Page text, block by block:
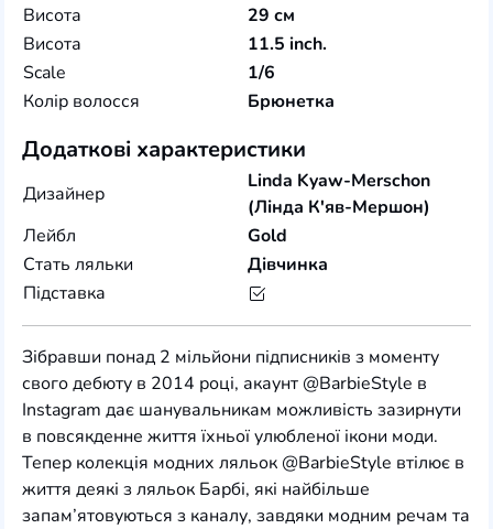
Висота
29 см
Висота
11.5 inch.
Scale
1/6
Колір волосся
Брюнетка
Додаткові характеристики
Дизайнер
Linda Kyaw-Merschon
(Лінда К'яв-Мершон)
Лейбл
Gold
Стать ляльки
Дівчинка
Підставка
Зібравши понад 2 мільйони підписників з моменту
свого дебюту в 2014 році, акаунт @BarbieStyle в
Instagram дає шанувальникам можливість зазирнути
в повсякденне життя їхньої улюбленої ікони моди.
Тепер колекція модних ляльок @BarbieStyle втілює в
життя деякі з ляльок Барбі, які найбільше
запам’ятовуються з каналу, завдяки модним речам та